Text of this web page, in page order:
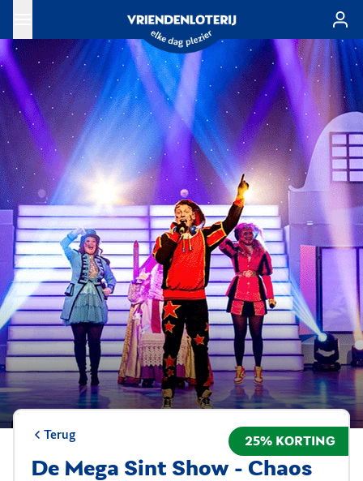
Ga naar de hoofdinhoud
Terug
De Mega Sint Show - Chaos
25% KORTING